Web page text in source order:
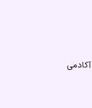
آکادمی